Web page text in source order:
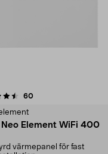
60recensioner
Neo Element WiFi 400
värmepanel för fast
4.0 av 5 stjärnor